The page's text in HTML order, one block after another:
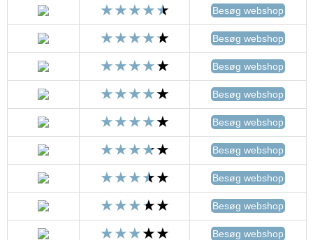
Besøg webshop
Besøg webshop
Besøg webshop
Besøg webshop
Besøg webshop
Besøg webshop
Besøg webshop
Besøg webshop
Besøg webshop